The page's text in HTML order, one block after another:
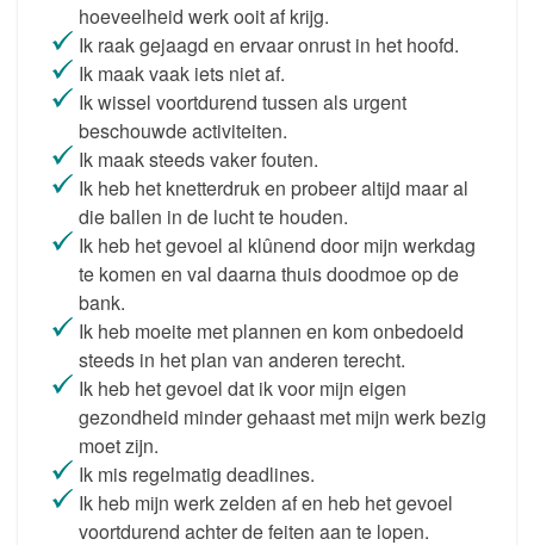
hoeveelheid werk ooit af krijg.
Ik raak gejaagd en ervaar onrust in het hoofd.
Ik maak vaak iets niet af.
Ik wissel voortdurend tussen als urgent
beschouwde activiteiten.
Ik maak steeds vaker fouten.
Ik heb het knetterdruk en probeer altijd maar al
die ballen in de lucht te houden.
Ik heb het gevoel al klûnend door mijn werkdag
te komen en val daarna thuis doodmoe op de
bank.
Ik heb moeite met plannen en kom onbedoeld
steeds in het plan van anderen terecht.
Ik heb het gevoel dat ik voor mijn eigen
gezondheid minder gehaast met mijn werk bezig
moet zijn.
Ik mis regelmatig deadlines.
Ik heb mijn werk zelden af en heb het gevoel
voortdurend achter de feiten aan te lopen.